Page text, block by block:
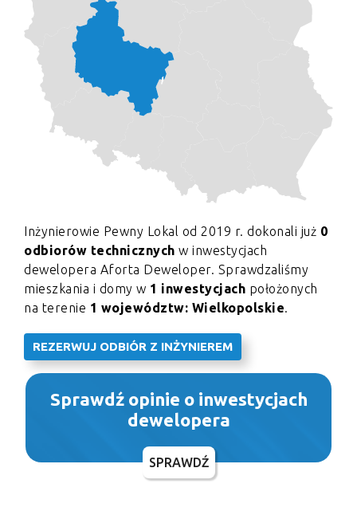
Inżynierowie Pewny Lokal od 2019 r. dokonali już 0
odbiorów technicznych w inwestycjach
dewelopera Aforta Deweloper. Sprawdzaliśmy
mieszkania i domy w 1 inwestycjach położonych
na terenie 1 województw: Wielkopolskie.
REZERWUJ ODBIÓR Z INŻYNIEREM
Sprawdź opinie o inwestycjach
dewelopera
SPRAWDŹ